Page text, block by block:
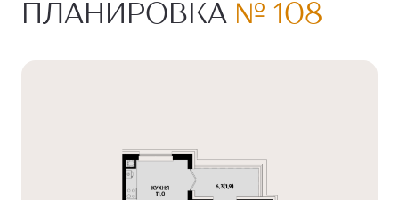
ПЛАНИРОВКА № 108